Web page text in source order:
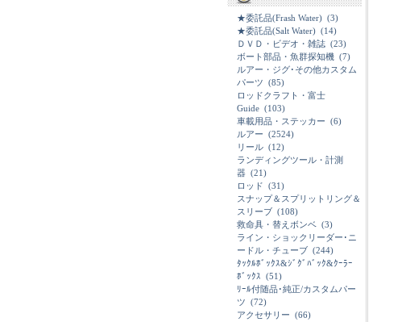
★委託品(Frash Water) (3)
★委託品(Salt Water) (14)
ＤＶＤ・ビデオ・雑誌 (23)
ボート部品・魚群探知機 (7)
ルアー・ジグ･その他カスタム
パーツ (85)
ロッドクラフト・富士
Guide (103)
車載用品・ステッカー (6)
ルアー (2524)
リール (12)
ランディングツール・計測
器 (21)
ロッド (31)
スナップ＆スプリットリング＆
スリーブ (108)
救命具・替えボンベ (3)
ライン・ショックリーダー･ニ
ードル・チューブ (244)
ﾀｯｸﾙﾎﾞｯｸｽ&ｼﾞｸﾞﾊﾞｯｸ&ｸｰﾗｰ
ﾎﾞｯｸｽ (51)
ﾘｰﾙ付随品･純正/カスタムパー
ツ (72)
アクセサリー (66)